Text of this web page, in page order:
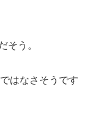
そう。
はなさそうです